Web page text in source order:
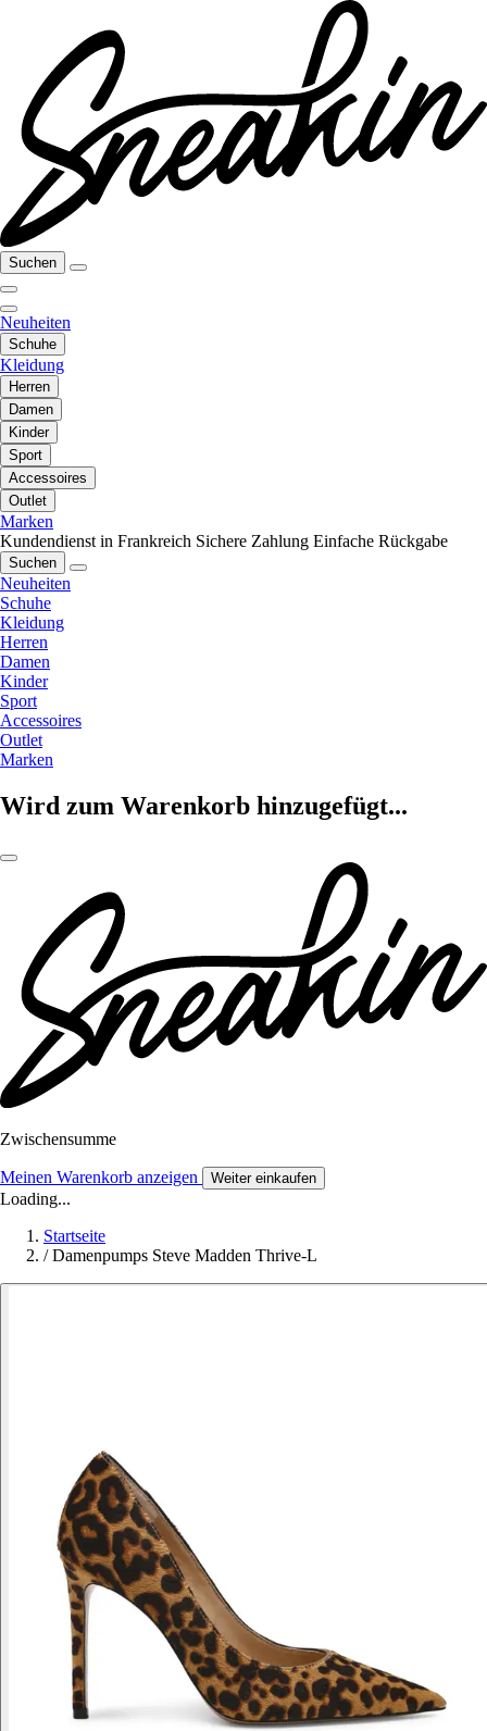
Suchen
Neuheiten
Schuhe
Kleidung
Herren
Damen
Kinder
Sport
Accessoires
Outlet
Marken
Kundendienst in Frankreich Sichere Zahlung Einfache Rückgabe
Suchen
Neuheiten
Schuhe
Kleidung
Herren
Damen
Kinder
Sport
Accessoires
Outlet
Marken
Wird zum Warenkorb hinzugefügt...
Zwischensumme
Meinen Warenkorb anzeigen Weiter einkaufen
Loading...
Startseite
/ Damenpumps Steve Madden Thrive-L